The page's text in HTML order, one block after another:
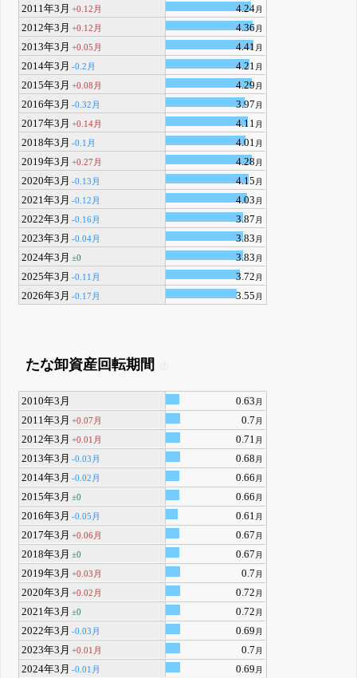
2011年3月 +0.12月 4.24月
2012年3月 +0.12月 4.36 月
2013年3月 +0.05月 4.41 月
2014年3月 -0.2月 4.21 月
2015年3月 +0.08月 4.29 月
2016年3月 -0.32月 3.97 月
2017年3月 +0.14月 4.11 月
2018年3月 -0.1月 4.01 月
2019年3月 +0.27月 4.28 月
2020年3月 -0.13月 4.15 月
2021年3月 -0.12月 4.03 月
2022年3月 -0.16月 3.87 月
2023年3月 -0.04月 3.83 月
2024年3月 ±0 3.83 月
2025年3月 -0.11月 3.72 月
2026年3月 -0.17月 3.55 月
たな卸資産回転期間
2010年3月 0.63 月
2011年3月 +0.07月 0.7 月
2012年3月 +0.01月 0.71 月
2013年3月 -0.03月 0.68 月
2014年3月 -0.02月 0.66 月
2015年3月 ±0 0.66 月
2016年3月 -0.05月 0.61 月
2017年3月 +0.06月 0.67 月
2018年3月 ±0 0.67 月
2019年3月 +0.03月 0.7 月
2020年3月 +0.02月 0.72 月
2021年3月 ±0 0.72 月
2022年3月 -0.03月 0.69 月
2023年3月 +0.01月 0.7 月
2024年3月 -0.01月 0.69 月